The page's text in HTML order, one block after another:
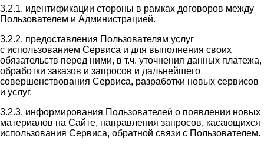
3.2.1. идентификации стороны в рамках договоров между
Пользователем и Администрацией.
3.2.2. предоставления Пользователям услуг
с использованием Сервиса и для выполнения своих
обязательств перед ними, в т.ч. уточнения данных платежа,
обработки заказов и запросов и дальнейшего
совершенствования Сервиса, разработки новых сервисов
и услуг.
3.2.3. информирования Пользователей о появлении новых
материалов на Сайте, направления запросов, касающихся
использования Сервиса, обратной связи с Пользователем.